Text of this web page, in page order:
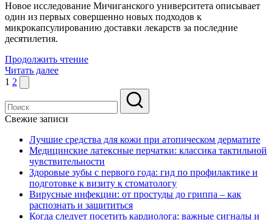
Новое исследование Мичиганского университета описывает
один из первых совершенно новых подходов к
микрокапсулированию доставки лекарств за последние
десятилетия.
Продолжить чтение
Читать далее
Пагинация
записей
1 2 Следующая
страница
Свежие записи
Лучшие средства для кожи при атопическом дерматите
Медицинские латексные перчатки: классика тактильной
чувствительности
Здоровые зубы с первого года: гид по профилактике и
подготовке к визиту к стоматологу
Вирусные инфекции: от простуды до гриппа – как
распознать и защититься
Когда следует посетить кардиолога: важные сигналы и